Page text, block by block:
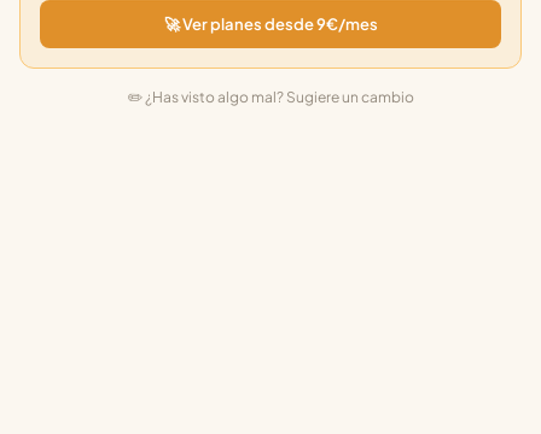
🚀 Ver planes desde 9€/mes
✏️ ¿Has visto algo mal? Sugiere un cambio